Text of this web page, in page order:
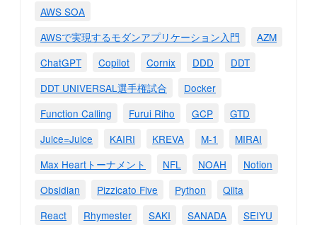
AWS SOA
AWSで実現するモダンアプリケーション入門
AZM
ChatGPT
Copilot Cornix DDD
DDT
DDT UNIVERSAL選手権試合
Docker
Function Calling
Furui Riho GCP
GTD
Juice=Juice
KAIRI KREVA M-1
MIRAI
Max Heartトーナメント
NFL NOAH
Notion
Obsidian
Pizzicato Five Python
Qiita
React
Rhymester SAKI SANADA
SEIYU